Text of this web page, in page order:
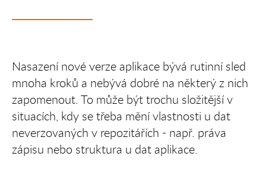
Nasazení nové verze aplikace bývá rutinní sled
mnoha kroků a nebývá dobré na některý z nich
zapomenout. To může být trochu složitější v
situacích, kdy se třeba mění vlastnosti u dat
neverzovaných v repozitářích - např. práva
zápisu nebo struktura u dat aplikace.